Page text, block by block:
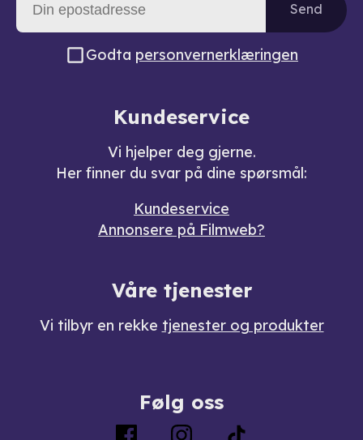
Send
Godta personvernerklæringen
Kundeservice
Vi hjelper deg gjerne.
Her finner du svar på dine spørsmål:
Kundeservice
Annonsere på Filmweb?
Våre tjenester
Vi tilbyr en rekke tjenester og produkter
Følg oss